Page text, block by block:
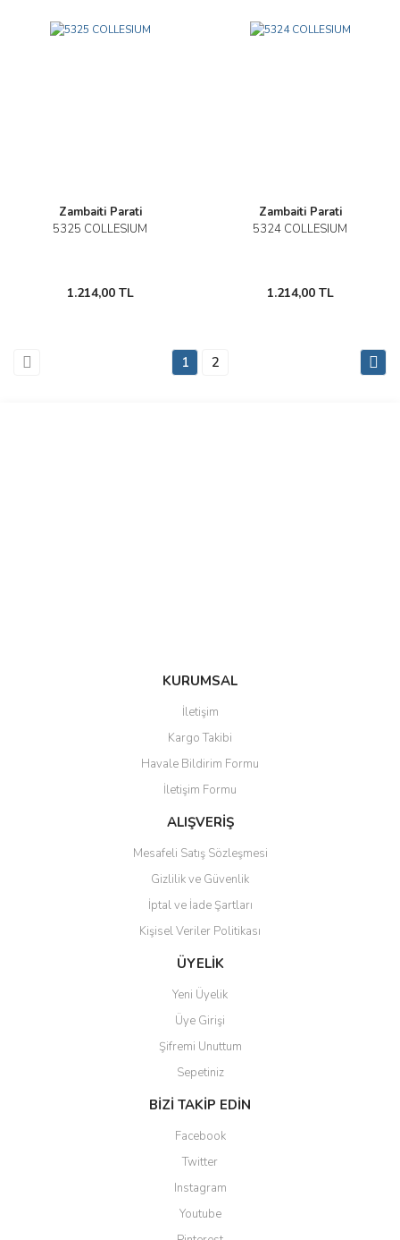
Zambaiti Parati
5325 COLLESIUM
1.214,00 TL
Zambaiti Parati
5324 COLLESIUM
1.214,00 TL
1 2
KURUMSAL
İletişim
Kargo Takibi
Havale Bildirim Formu
İletişim Formu
ALIŞVERİŞ
Mesafeli Satış Sözleşmesi
Gizlilik ve Güvenlik
İptal ve İade Şartları
Kişisel Veriler Politikası
ÜYELİK
Yeni Üyelik
Üye Girişi
Şifremi Unuttum
Sepetiniz
BİZİ TAKİP EDİN
Facebook
Twitter
Instagram
Youtube